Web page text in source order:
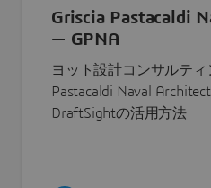
Griscia Pastacaldi
— GPNA
ヨット設計コンサルティ
Pastacaldi Naval
DraftSightの活用方法